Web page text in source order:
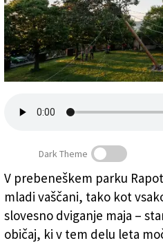
Oglasi
Založnik
Zadruga PD
Dviganje maja v Prebenegu
Dark Theme
V prebeneškem parku
mladi vaščani, tako kot
slovesno dviganje maja –
običaj, ki v tem delu leta